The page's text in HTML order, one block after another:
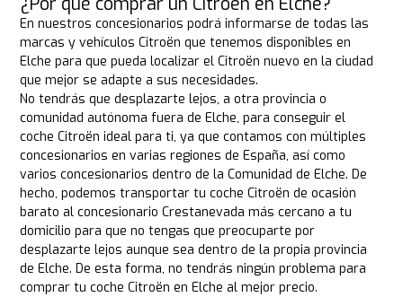
En nuestros concesionarios podrá informarse de todas las
marcas y vehículos Citroën que tenemos disponibles en
Elche para que pueda localizar el Citroën nuevo en la ciudad
que mejor se adapte a sus necesidades.
No tendrás que desplazarte lejos, a otra provincia o
comunidad autónoma fuera de Elche, para conseguir el
coche Citroën ideal para ti, ya que contamos con múltiples
concesionarios en varias regiones de España, así como
varios concesionarios dentro de la Comunidad de Elche. De
hecho, podemos transportar tu coche Citroën de ocasión
barato al concesionario Crestanevada más cercano a tu
domicilio para que no tengas que preocuparte por
desplazarte lejos aunque sea dentro de la propia provincia
de Elche. De esta forma, no tendrás ningún problema para
comprar tu coche Citroën en Elche al mejor precio.